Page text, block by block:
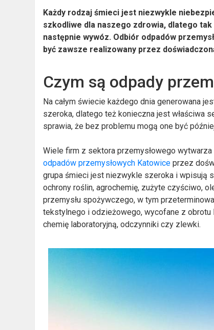
Każdy rodzaj śmieci jest niezwykle
szkodliwe dla naszego zdrowia, dlatego
następnie wywóz. Odbiór odpadów
być zawsze realizowany przez
Czym są odpady
Na całym świecie każdego dnia generowana
szeroka, dlatego też konieczna jest właściwa
sprawia, że bez problemu mogą one być
Wiele firm z sektora przemysłowego
odpadów przemysłowych Katowice przez
grupa śmieci jest niezwykle szeroka i wpisują
ochrony roślin, agrochemię, zużyte czyściwo,
przemysłu spożywczego, w tym
tekstylnego i odzieżowego, wycofane z obrotu
chemię laboratoryjną, odczynniki czy zlewki.